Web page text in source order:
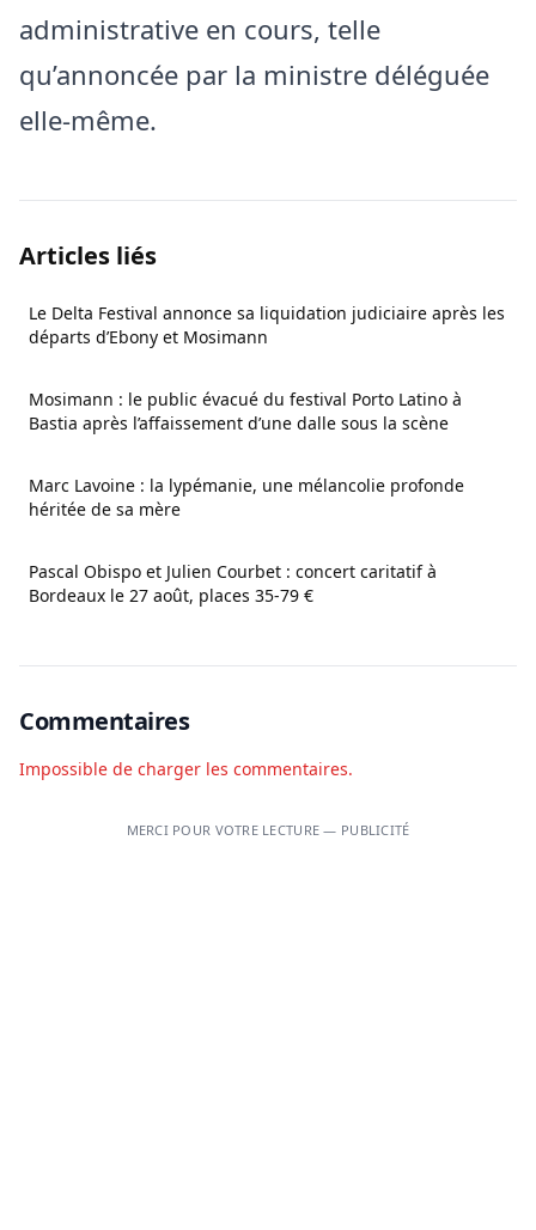
administrative en cours, telle
qu’annoncée par la ministre déléguée
elle-même.
Articles liés
Le Delta Festival annonce sa liquidation judiciaire après les
départs d’Ebony et Mosimann
Mosimann : le public évacué du festival Porto Latino à
Bastia après l’affaissement d’une dalle sous la scène
Marc Lavoine : la lypémanie, une mélancolie profonde
héritée de sa mère
Pascal Obispo et Julien Courbet : concert caritatif à
Bordeaux le 27 août, places 35-79 €
Commentaires
Impossible de charger les commentaires.
MERCI POUR VOTRE LECTURE — PUBLICITÉ